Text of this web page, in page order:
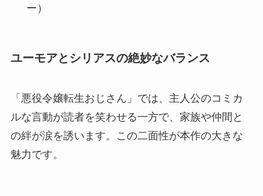
ー）
ユーモアとシリアスの絶妙なバランス
「悪役令嬢転生おじさん」では、主人公のコミカ
ルな言動が読者を笑わせる一方で、家族や仲間と
の絆が涙を誘います。この二面性が本作の大きな
魅力です。